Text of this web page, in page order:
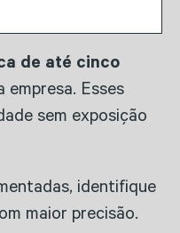
de até cinco
Esses
sem exposição
identifique
maior precisão.